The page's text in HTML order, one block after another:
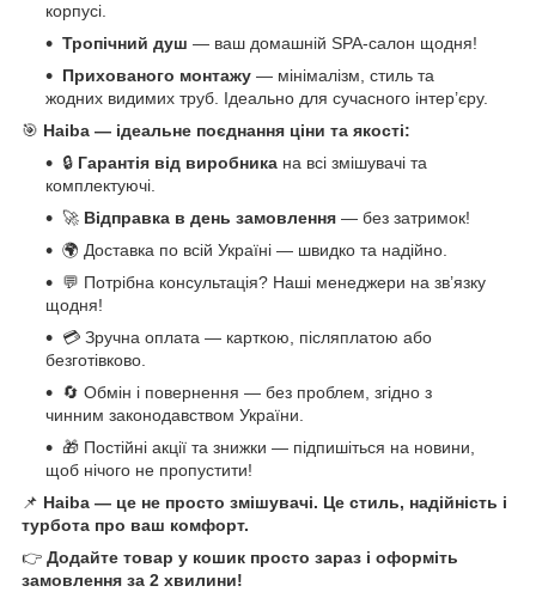
корпусі.
Тропічний душ — ваш домашній SPA-салон щодня!
Прихованого монтажу — мінімалізм, стиль та
жодних видимих труб. Ідеально для сучасного інтер’єру.
🎯 Haiba — ідеальне поєднання ціни та якості:
🔒 Гарантія від виробника на всі змішувачі та
комплектуючі.
🚀 Відправка в день замовлення — без затримок!
🌍 Доставка по всій Україні — швидко та надійно.
💬 Потрібна консультація? Наші менеджери на зв’язку
щодня!
💳 Зручна оплата — карткою, післяплатою або
безготівково.
🔄 Обмін і повернення — без проблем, згідно з
чинним законодавством України.
🎁 Постійні акції та знижки — підпишіться на новини,
щоб нічого не пропустити!
📌 Haiba — це не просто змішувачі. Це стиль, надійність і
турбота про ваш комфорт.
👉 Додайте товар у кошик просто зараз і оформіть
замовлення за 2 хвилини!